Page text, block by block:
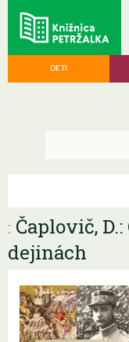
DETI
: Čaplovič,
dejinách